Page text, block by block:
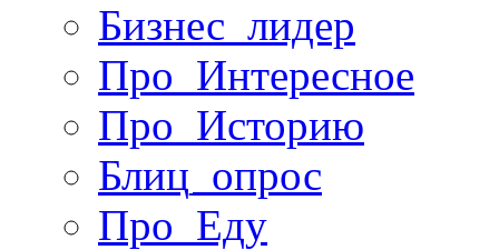
Бизнес_лидер
Про_Интересное
Про_Историю
Блиц_опрос
Про_Еду